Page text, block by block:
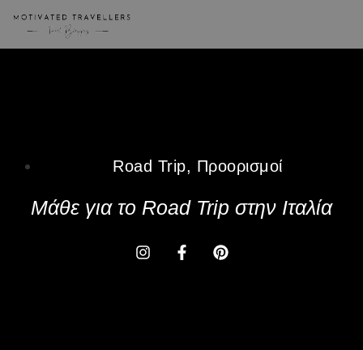
Road Trip, Προορισμοί
Μάθε για το Road Trip στην Ιταλία